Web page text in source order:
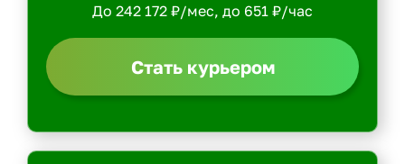
До 242 172 ₽/мес, до 651 ₽/час
Стать курьером